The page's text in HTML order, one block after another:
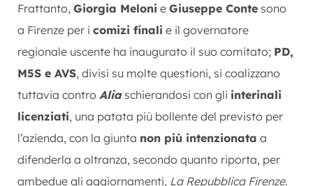
Frattanto, Giorgia Meloni e Giuseppe Conte sono
a Firenze per i comizi finali e il governatore
regionale uscente ha inaugurato il suo comitato; PD,
M5S e AVS, divisi su molte questioni, si coalizzano
tuttavia contro Alia schierandosi con gli interinali
licenziati, una patata più bollente del previsto per
l’azienda, con la giunta non più intenzionata a
difenderla a oltranza, secondo quanto riporta, per
ambedue gli aggiornamenti, La Repubblica Firenze.